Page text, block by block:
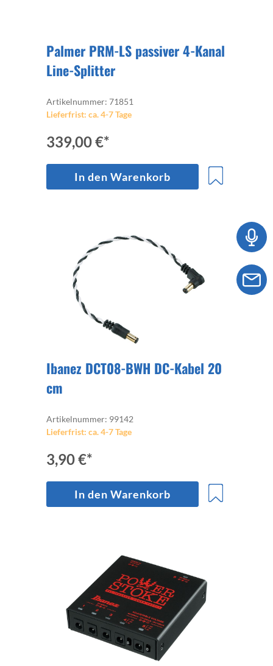
Palmer PRM-LS passiver 4-Kanal
Line-Splitter
Artikelnummer: 71851
Lieferfrist: ca. 4-7 Tage
339,00 €*
In den Warenkorb
Ibanez DCT08-BWH DC-Kabel 20
cm
Artikelnummer: 99142
Lieferfrist: ca. 4-7 Tage
3,90 €*
In den Warenkorb